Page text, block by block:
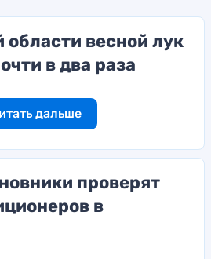
области весной лук
в два раза
дальше
проверят
в